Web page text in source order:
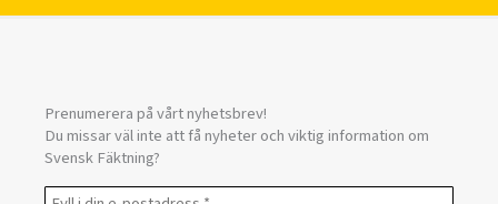
Prenumerera på vårt nyhetsbrev!
Du missar väl inte att få nyheter och viktig information om
Svensk Fäktning?